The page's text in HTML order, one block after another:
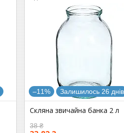
–11% Залишилось 26 днів
Скляна звичайна банка 2 л
38 ₴